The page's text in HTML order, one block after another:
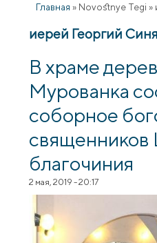
Главная » Novostnye Tegi »
иерей Георгий
В храме
Мурованка
соборное
священников
благочиния
2 мая, 2019 - 20:17